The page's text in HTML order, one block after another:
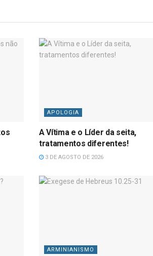
APOLOGIA
A Vítima e o Líder da seita,
tratamentos diferentes!
3 DE AGOSTO DE 2026
ARMINIANISMO